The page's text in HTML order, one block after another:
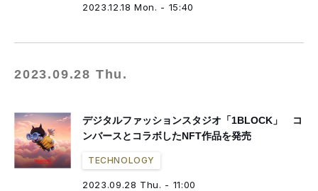
2023.12.18 Mon. - 15:40
2023.09.28 Thu.
デジタルファッションスタジオ「1BLOCK」 コ
ンバースとコラボしたNFT作品を発売
TECHNOLOGY
2023.09.28 Thu. - 11:00